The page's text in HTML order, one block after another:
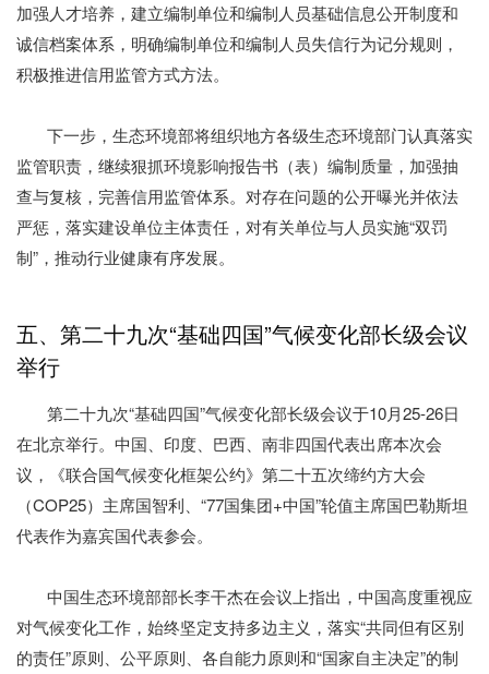
加强人才培养，建立编制单位和编制人员基础信息公开制度和
诚信档案体系，明确编制单位和编制人员失信行为记分规则，
积极推进信用监管方式方法。
下一步，生态环境部将组织地方各级生态环境部门认真落实
监管职责，继续狠抓环境影响报告书（表）编制质量，加强抽
查与复核，完善信用监管体系。对存在问题的公开曝光并依法
严惩，落实建设单位主体责任，对有关单位与人员实施“双罚
制”，推动行业健康有序发展。
五、第二十九次“基础四国”气候变化部长级会议
举行
第二十九次“基础四国”气候变化部长级会议于10月25-26日
在北京举行。中国、印度、巴西、南非四国代表出席本次会
议，《联合国气候变化框架公约》第二十五次缔约方大会
（COP25）主席国智利、“77国集团+中国”轮值主席国巴勒斯坦
代表作为嘉宾国代表参会。
中国生态环境部部长李干杰在会议上指出，中国高度重视应
对气候变化工作，始终坚定支持多边主义，落实“共同但有区别
的责任”原则、公平原则、各自能力原则和“国家自主决定”的制